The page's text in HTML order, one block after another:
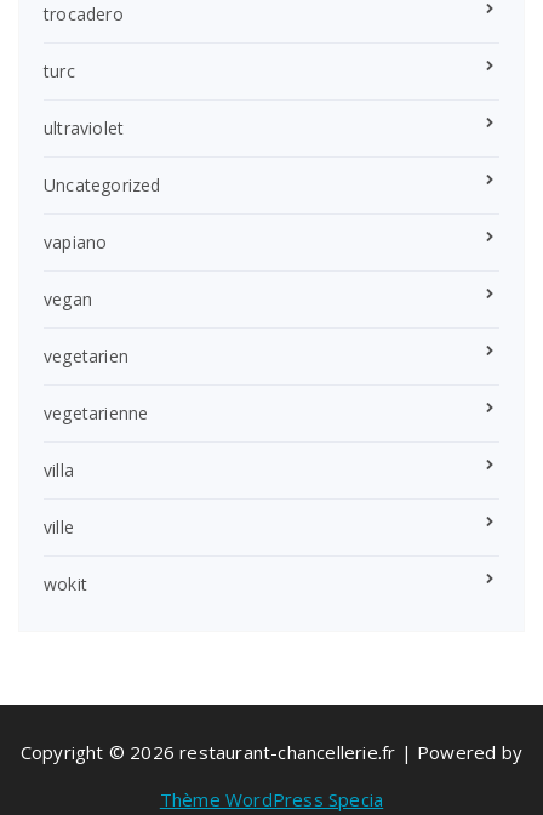
trocadero
turc
ultraviolet
Uncategorized
vapiano
vegan
vegetarien
vegetarienne
villa
ville
wokit
Copyright © 2026 restaurant-chancellerie.fr | Powered by
Thème WordPress Specia